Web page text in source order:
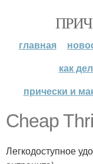
главная
как
прически и
Cheap
Легкодоступное